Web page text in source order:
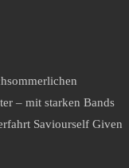
– mit starken Bands
Saviourself Given